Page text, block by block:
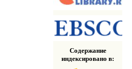
Содержание
индексировано в: